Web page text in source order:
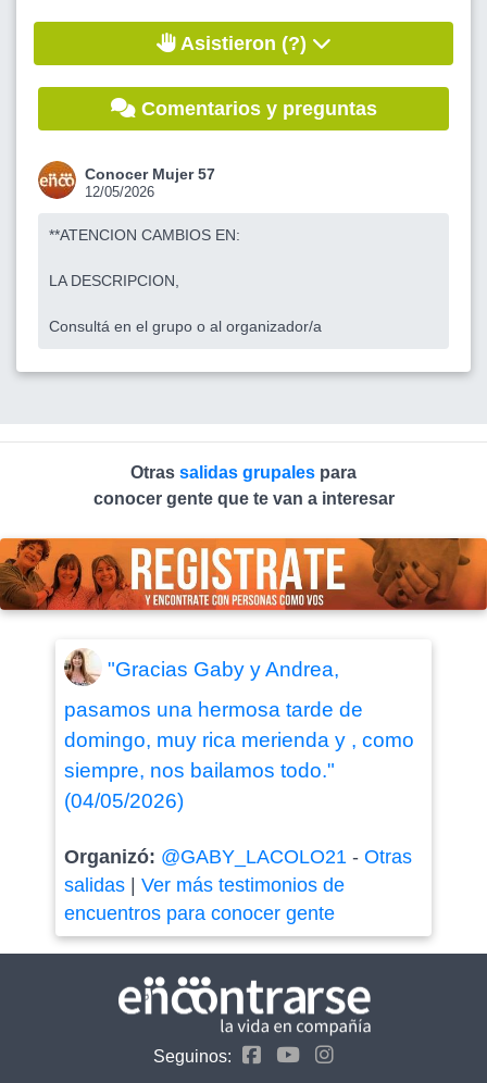
Asistieron (?)
Comentarios y preguntas
Conocer Mujer 57
12/05/2026
**ATENCION CAMBIOS EN:
LA DESCRIPCION,
Consultá en el grupo o al organizador/a
Otras salidas grupales para
conocer gente que te van a interesar
"Gracias Gaby y Andrea,
pasamos una hermosa tarde de
domingo, muy rica merienda y , como
siempre, nos bailamos todo."
(04/05/2026)
Organizó: @GABY_LACOLO21 - Otras
salidas| Ver más testimonios de
encuentros para conocer gente
Seguinos: